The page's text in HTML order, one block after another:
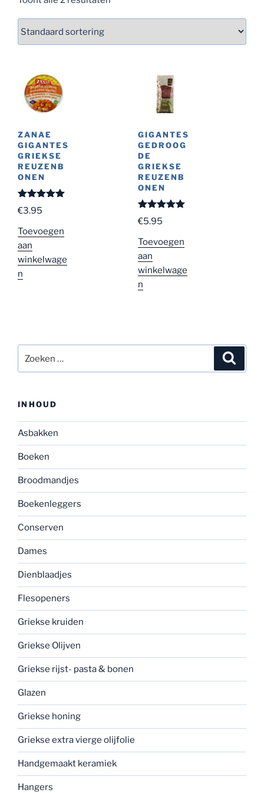
ZANAE
GIGANTES
GRIEKSE
REUZENB
ONEN
Gewaardeer
d5.00
€3.95
Toevoegen
aan
winkelwage
n
GIGANTES
GEDROOG
DE
GRIEKSE
REUZENB
ONEN
Gewaardeer
d5.00
€5.95
Toevoegen
aan
winkelwage
n
naar:
INHOUD
Asbakken
Boeken
Broodmandjes
Boekenleggers
Conserven
Dames
Dienblaadjes
Flesopeners
Griekse kruiden
Griekse Olijven
Griekse rijst- pasta & bonen
Glazen
Griekse honing
Griekse extra vierge olijfolie
Handgemaakt keramiek
Hangers